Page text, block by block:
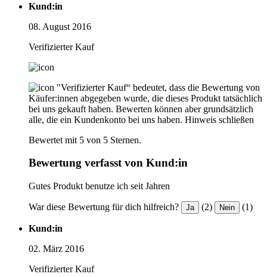
Kund:in
08. August 2016
Verifizierter Kauf
"Verifizierter Kauf“ bedeutet, dass die Bewertung von
Käufer:innen abgegeben wurde, die dieses Produkt tatsächlich
bei uns gekauft haben. Bewerten können aber grundsätzlich
alle, die ein Kundenkonto bei uns haben. Hinweis schließen
Bewertet mit 5 von 5 Sternen.
Bewertung verfasst von Kund:in
Gutes Produkt benutze ich seit Jahren
War diese Bewertung für dich hilfreich? Ja (2) Nein (1)
Kund:in
02. März 2016
Verifizierter Kauf